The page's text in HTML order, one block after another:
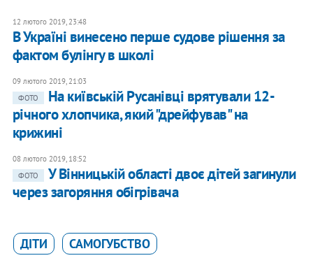
12 лютого 2019, 23:48
В Україні винесено перше судове рішення за
фактом булінгу в школі
09 лютого 2019, 21:03
ФОТО
На київській Русанівці врятували 12-
річного хлопчика, який "дрейфував" на
крижині
08 лютого 2019, 18:52
ФОТО
У Вінницькій області двоє дітей загинули
через загоряння обігрівача
ДІТИ САМОГУБСТВО